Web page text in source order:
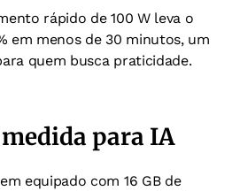
rápido de 100 W leva o
em menos de 30 minutos, um
quem busca praticidade.
para IA
equipado com 16 GB de